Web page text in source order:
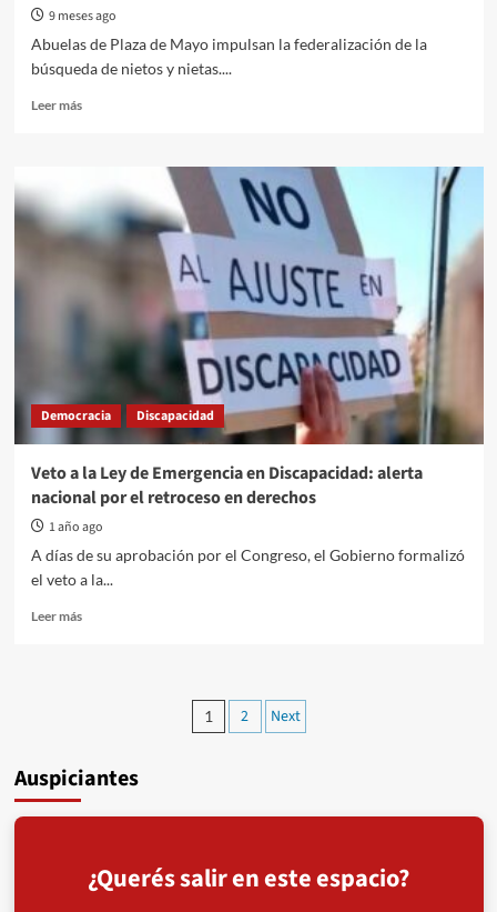
9 meses ago
Abuelas de Plaza de Mayo impulsan la federalización de la
búsqueda de nietos y nietas....
Leer másRead
en
Concepción
Red
Derecho
la
Democracia Discapacidad
Veto a la Ley de Emergencia en Discapacidad: alerta
nacional por el retroceso en derechos
1 año ago
A días de su aprobación por el Congreso, el Gobierno formalizó
el veto a la...
Leer másRead
Emergencia
en
nacional
por
Paginación
1 2 Next
Auspiciantes
¿Querés salir en este espacio?